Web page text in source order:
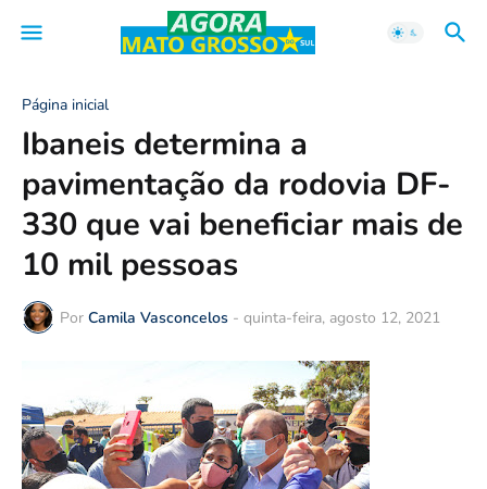
Página inicial
Ibaneis determina a
pavimentação da rodovia DF-
330 que vai beneficiar mais de
10 mil pessoas
Por Camila Vasconcelos - quinta-feira, agosto 12, 2021